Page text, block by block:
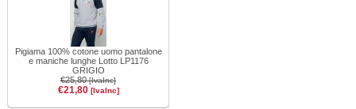
Pigiama 100% cotone uomo pantalone
e maniche lunghe Lotto LP1176
GRIGIO
€25,80[IvaInc]
€21,80 [IvaInc]